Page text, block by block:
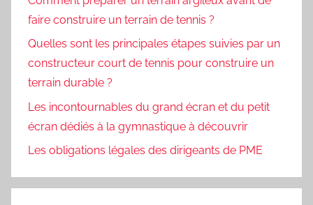
faire construire un terrain de tennis ?
Quelles sont les principales étapes suivies par un
constructeur court de tennis pour construire un
terrain durable ?
Les incontournables du grand écran et du petit
écran dédiés à la gymnastique à découvrir
Les obligations légales des dirigeants de PME